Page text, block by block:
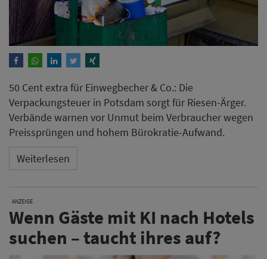
50 Cent extra für Einwegbecher & Co.: Die
Verpackungsteuer in Potsdam sorgt für Riesen-Ärger.
Verbände warnen vor Unmut beim Verbraucher wegen
Preissprüngen und hohem Bürokratie-Aufwand.
Weiterlesen
ANZEIGE
Wenn Gäste mit KI nach Hotels
suchen – taucht ihres auf?